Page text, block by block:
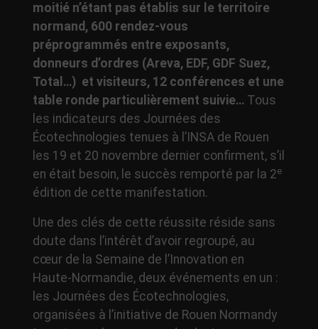
moitié n’étant pas établis sur le territoire
normand, 600 rendez-vous
préprogrammés entre exposants,
donneurs d’ordres (Areva, EDF, GDF Suez,
Total…) et visiteurs, 12 conférences et une
table ronde particulièrement suivie…Tous
les indicateurs des Journées des
Écotechnologies tenues à l’INSA de Rouen
les 19 et 20 novembre dernier confirment, s’il
en était besoin, le succès remporté par la 2e
édition de cette manifestation.
Une des clés de cette réussite réside sans
doute dans l’intérêt d’avoir regroupé, au
cœur de la Semaine de l’Innovation en
Haute-Normandie, deux événements en un :
les Journées des Écotechnologies,
organisées à l’initiative de Rouen Normandy